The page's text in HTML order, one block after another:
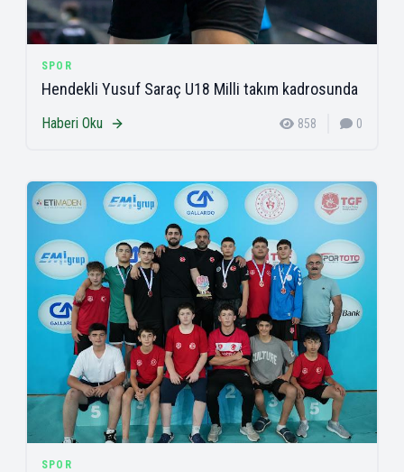
SPOR
Hendekli Yusuf Saraç U18 Milli takım kadrosunda
Haberi Oku 858 0
SPOR